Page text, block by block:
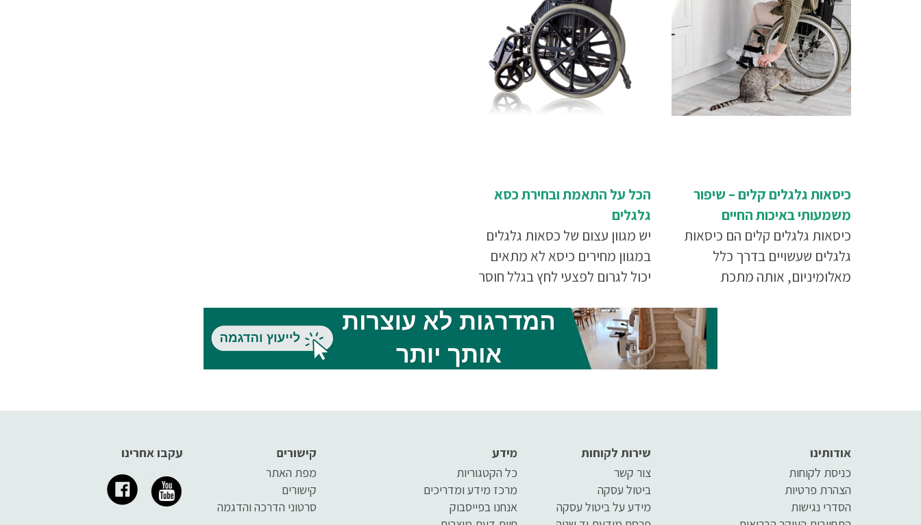
כיסאות גלגלים קלים – שיפור
משמעותי באיכות החיים
כיסאות גלגלים קלים הם כיסאות
גלגלים שעשויים בדרך כלל
מאלומיניום, אותה מתכת
ההבדל בינם לבין כיסאות גלגלים
הכל על התאמת ובחירת כסא
גלגלים
יש מגוון עצום של כסאות גלגלים
במגוון מחירים כיסא לא מתאים
יכול לגרום לפצעי לחץ בגלל חוסר
עקבו אחרינו
קישורים
מפת האתר
קישורים
סרטוני הדרכה והדגמה
מידע
כל הקטגוריות
מרכז מידע ומדריכים
אנחנו בפייסבוק
שירות לקוחות
צור קשר
ביטול עסקה
מידע על ביטול עסקה
אודותינו
כניסת לקוחות
הצהרת פרטיות
הסדרי נגישות